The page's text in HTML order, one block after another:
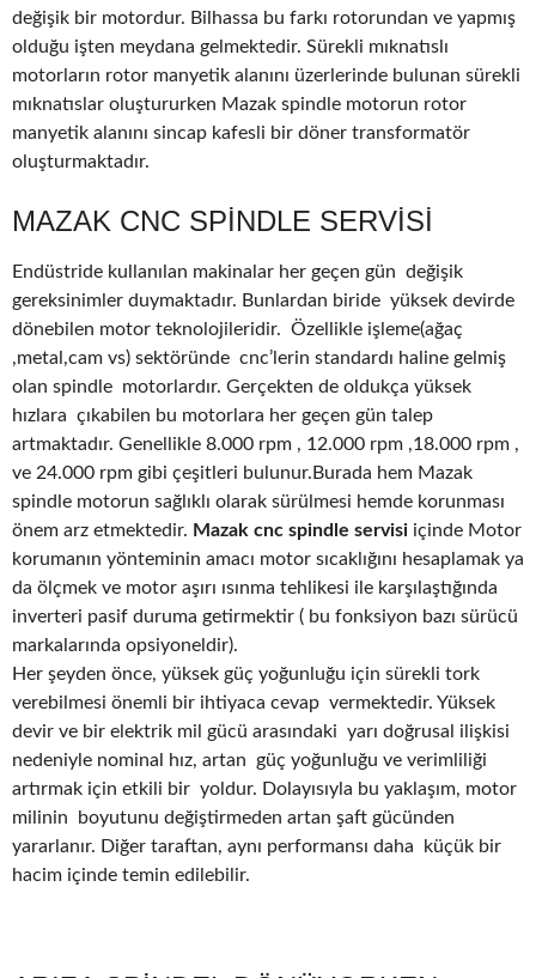
değişik bir motordur. Bilhassa bu farkı rotorundan ve yapmış
olduğu işten meydana gelmektedir. Sürekli mıknatıslı
motorların rotor manyetik alanını üzerlerinde bulunan sürekli
mıknatıslar oluştururken Mazak spindle motorun rotor
manyetik alanını sincap kafesli bir döner transformatör
oluşturmaktadır.
MAZAK CNC SPINDLE SERVISI
Endüstride kullanılan makinalar her geçen gün değişik
gereksinimler duymaktadır. Bunlardan biride yüksek devirde
dönebilen motor teknolojileridir. Özellikle işleme(ağaç
,metal,cam vs) sektöründe cnc’lerin standardı haline gelmiş
olan spindle motorlardır. Gerçekten de oldukça yüksek
hızlara çıkabilen bu motorlara her geçen gün talep
artmaktadır. Genellikle 8.000 rpm , 12.000 rpm ,18.000 rpm ,
ve 24.000 rpm gibi çeşitleri bulunur.Burada hem Mazak
spindle motorun sağlıklı olarak sürülmesi hemde korunması
önem arz etmektedir. Mazak cnc spindle servisi içinde Motor
korumanın yönteminin amacı motor sıcaklığını hesaplamak ya
da ölçmek ve motor aşırı ısınma tehlikesi ile karşılaştığında
inverteri pasif duruma getirmektir ( bu fonksiyon bazı sürücü
markalarında opsiyoneldir).
Her şeyden önce, yüksek güç yoğunluğu için sürekli tork
verebilmesi önemli bir ihtiyaca cevap vermektedir. Yüksek
devir ve bir elektrik mil gücü arasındaki yarı doğrusal ilişkisi
nedeniyle nominal hız, artan güç yoğunluğu ve verimliliği
artırmak için etkili bir yoldur. Dolayısıyla bu yaklaşım, motor
milinin boyutunu değiştirmeden artan şaft gücünden
yararlanır. Diğer taraftan, aynı performansı daha küçük bir
hacim içinde temin edilebilir.